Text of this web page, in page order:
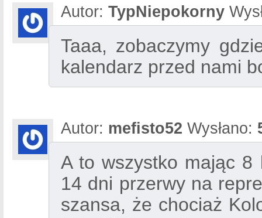
Autor: TypNiepokorny
Taaa, zobaczymy
kalendarz przed nami
Autor: mefisto52 Wysłano:
A to wszystko mając 8
14 dni przerwy na
szansa, że chociaż